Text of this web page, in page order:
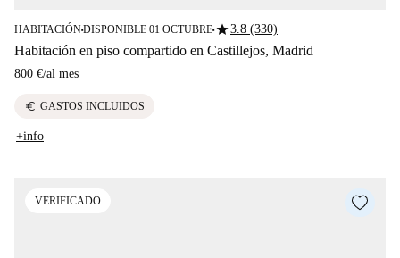
HABITACIÓN■DISPONIBLE 01 OCTUBRE■star3.8 (330)
Habitación en piso compartido en Castillejos, Madrid
800 €/al mes
euro GASTOS INCLUIDOS
+info
VERIFICADO